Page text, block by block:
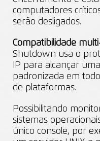
computadores
serão desligados.
Compatibilidade
Shutdown usa o
IP para alcançar
padronizada em
de plataformas.
Possibilitando
sistemas
único console, por